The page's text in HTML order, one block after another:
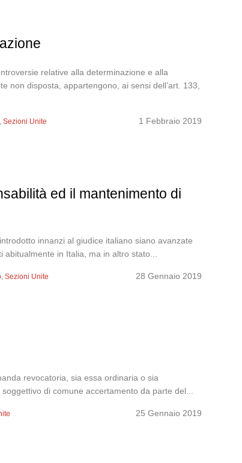
relative alla determinazione e alla
non disposta, appartengono, ai sensi dell’art. 133,
1 Febbraio 2019
,Sezioni Unite
ed il mantenimento di
innanzi al giudice italiano siano avanzate
in Italia, ma in altro stato...
28 Gennaio 2019
,Sezioni Unite
revocatoria, sia essa ordinaria o sia
di comune accertamento da parte del...
25 Gennaio 2019